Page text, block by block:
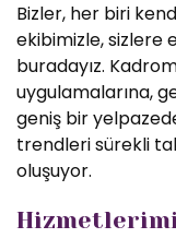
Bizler, her biri
ekibimizle, sizlere
buradayız.
uygulamalarına,
geniş bir
trendleri sürekli
oluşuyor.